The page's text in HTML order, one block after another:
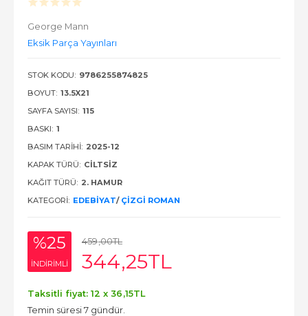
George Mann
Eksik Parça Yayınları
STOK KODU: 9786255874825
BOYUT: 13.5X21
SAYFA SAYISI: 115
BASKI: 1
BASIM TARIHI: 2025-12
KAPAK TÜRÜ: CILTSIZ
KAĞIT TÜRÜ: 2. HAMUR
KATEGORI: EDEBIYAT/ ÇIZGI ROMAN
%25
INDIRIMLI
459,00TL
344,25TL
Taksitli fiyat: 12 x 36 ,15TL
Temin süresi 7 gündür.